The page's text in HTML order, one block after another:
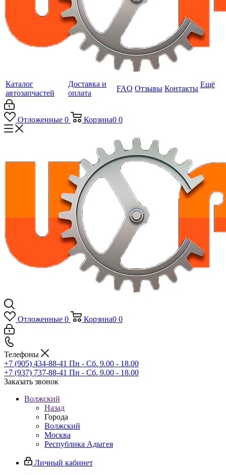
Каталог
автозапчастей
Доставка и
оплата
FAQ Отзывы Контакты Ещё
Отложенные 0 Корзина0 0
Отложенные 0 Корзина0 0
Телефоны
+7 (905) 434-88-41 Пн - Сб. 9.00 - 18.00
+7 (937) 737-88-41 Пн - Сб. 9.00 - 18.00
Заказать звонок
Волжский
Назад
Города
Волжский
Москва
Республика Адыгея
Личный кабинет